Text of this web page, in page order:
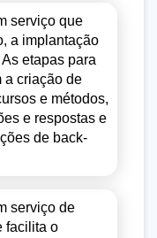
serviço que
a implantação
etapas para
a criação de
e métodos,
e respostas e
de back-
serviço de
facilita o